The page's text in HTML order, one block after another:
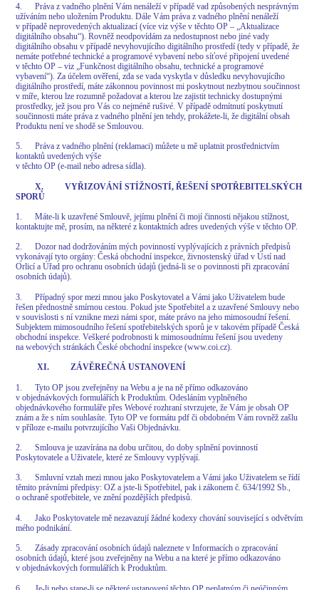
4. Práva z vadného plnění Vám nenáleží v případě vad způsobených nesprávným
užíváním nebo uložením Produktu. Dále Vám práva z vadného plnění nenáleží
v případě neprovedených aktualizací (více viz výše v těchto OP – „Aktualizace
digitálního obsahu“). Rovněž neodpovídám za nedostupnost nebo jiné vady
digitálního obsahu v případě nevyhovujícího digitálního prostředí (tedy v případě, že
nemáte potřebné technické a programové vybavení nebo síťové připojení uvedené
v těchto OP – viz „Funkčnost digitálního obsahu, technické a programové
vybavení“). Za účelem ověření, zda se vada vyskytla v důsledku nevyhovujícího
digitálního prostředí, máte zákonnou povinnost mi poskytnout nezbytnou součinnost
v míře, kterou lze rozumně požadovat a kterou lze zajistit technicky dostupnými
prostředky, jež jsou pro Vás co nejméně rušivé. V případě odmítnutí poskytnutí
součinnosti máte práva z vadného plnění jen tehdy, prokážete-li, že digitální obsah
Produktu není ve shodě se Smlouvou.
5. Práva z vadného plnění (reklamaci) můžete u mě uplatnit prostřednictvím
kontaktů uvedených výše
v těchto OP (e-mail nebo adresa sídla).
X. VYŘIZOVÁNÍ STÍŽNOSTÍ, ŘEŠENÍ SPOTŘEBITELSKÝCH
SPORŮ
1. Máte-li k uzavřené Smlouvě, jejímu plnění či mojí činnosti nějakou stížnost,
kontaktujte mě, prosím, na některé z kontaktních adres uvedených výše v těchto OP.
2. Dozor nad dodržováním mých povinností vyplývajících z právních předpisů
vykonávají tyto orgány: Česká obchodní inspekce, živnostenský úřad v Ústí nad
Orlicí a Úřad pro ochranu osobních údajů (jedná-li se o povinnosti při zpracování
osobních údajů).
3. Případný spor mezi mnou jako Poskytovatel a Vámi jako Uživatelem bude
řešen přednostně smírnou cestou. Pokud jste Spotřebitel a z uzavřené Smlouvy nebo
v souvislosti s ní vznikne mezi námi spor, máte právo na jeho mimosoudní řešení.
Subjektem mimosoudního řešení spotřebitelských sporů je v takovém případě Česká
obchodní inspekce. Veškeré podrobnosti k mimosoudnímu řešení jsou uvedeny
na webových stránkách České obchodní inspekce (www.coi.cz).
XI. ZÁVĚREČNÁ USTANOVENÍ
1. Tyto OP jsou zveřejněny na Webu a je na ně přímo odkazováno
v objednávkových formulářích k Produktům. Odesláním vyplněného
objednávkového formuláře přes Webové rozhraní stvrzujete, že Vám je obsah OP
znám a že s ním souhlasíte. Tyto OP ve formátu pdf či obdobném Vám rovněž zašlu
v příloze e-mailu potvrzujícího Vaši Objednávku.
2. Smlouva je uzavírána na dobu určitou, do doby splnění povinností
Poskytovatele a Uživatele, které ze Smlouvy vyplývají.
3. Smluvní vztah mezi mnou jako Poskytovatelem a Vámi jako Uživatelem se řídí
těmito právními předpisy: OZ a jste-li Spotřebitel, pak i zákonem č. 634/1992 Sb.,
o ochraně spotřebitele, ve znění pozdějších předpisů.
4. Jako Poskytovatele mě nezavazují žádné kodexy chování související s odvětvím
mého podnikání.
5. Zásady zpracování osobních údajů naleznete v Informacích o zpracování
osobních údajů, které jsou zveřejněny na Webu a na které je přímo odkazováno
v objednávkových formulářích k Produktům.